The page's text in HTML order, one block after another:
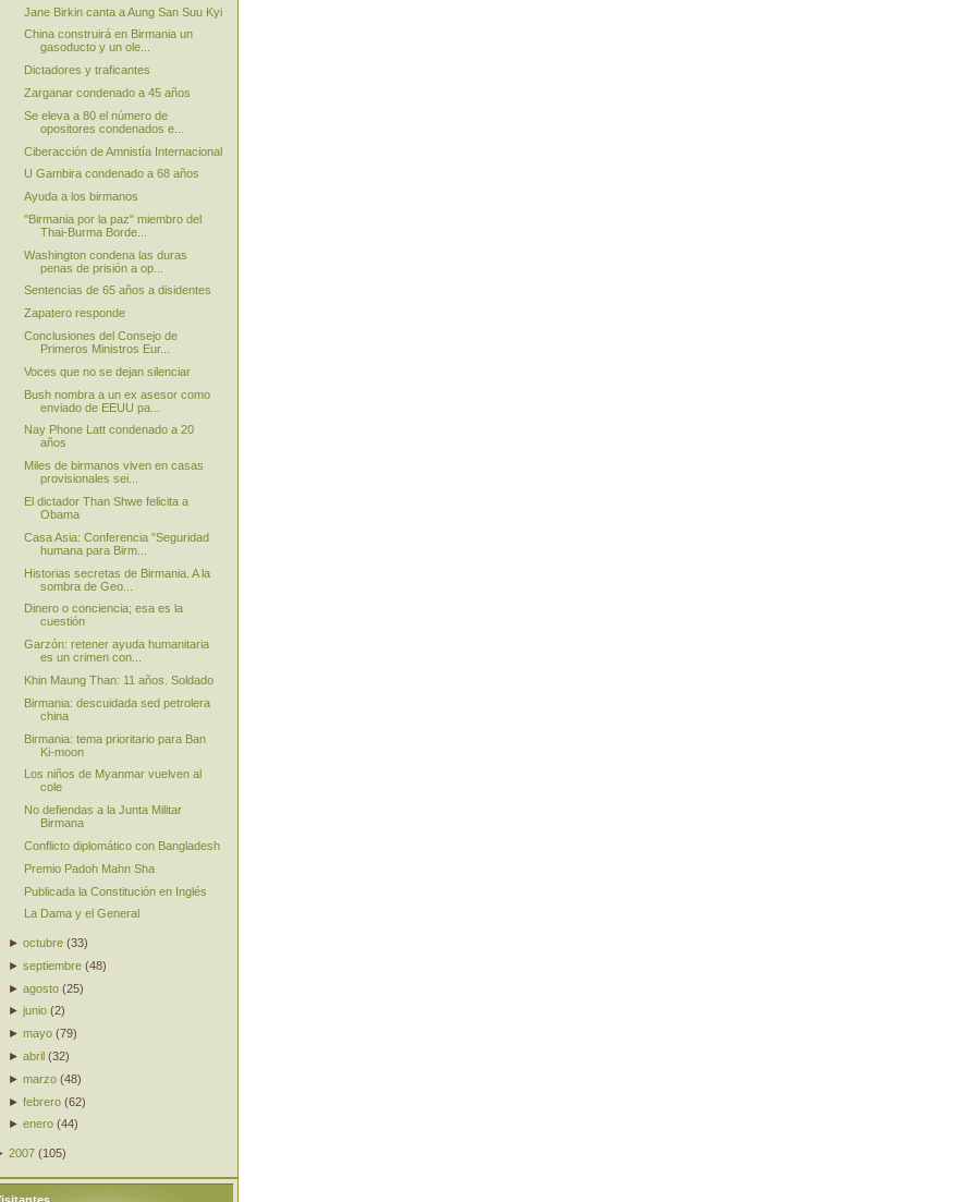
Jane Birkin canta a Aung San Suu Kyi
China construirá en Birmania un
gasoducto y un ole...
Dictadores y traficantes
Zarganar condenado a 45 años
Se eleva a 80 el número de
opositores condenados e...
Ciberacción de Amnistía Internacional
U Gambira condenado a 68 años
Ayuda a los birmanos
"Birmania por la paz" miembro del
Thai-Burma Borde...
Washington condena las duras
penas de prisión a op...
Sentencias de 65 años a disidentes
Zapatero responde
Conclusiones del Consejo de
Primeros Ministros Eur...
Voces que no se dejan silenciar
Bush nombra a un ex asesor como
enviado de EEUU pa...
Nay Phone Latt condenado a 20
años
Miles de birmanos viven en casas
provisionales sei...
El dictador Than Shwe felicita a
Obama
Casa Asia: Conferencia "Seguridad
humana para Birm...
Historias secretas de Birmania. A la
sombra de Geo...
Dinero o conciencia; esa es la
cuestión
Garzón: retener ayuda humanitaria
es un crimen con...
Khin Maung Than: 11 años. Soldado
Birmania: descuidada sed petrolera
china
Birmania: tema prioritario para Ban
Ki-moon
Los niños de Myanmar vuelven al
cole
No defiendas a la Junta Militar
Birmana
Conflicto diplomático con Bangladesh
Premio Padoh Mahn Sha
Publicada la Constitución en Inglés
La Dama y el General
►octubre (33)
►septiembre (48)
►agosto (25)
►junio (2)
►mayo (79)
►abril (32)
►marzo (48)
►febrero (62)
►enero (44)
2007 (105)